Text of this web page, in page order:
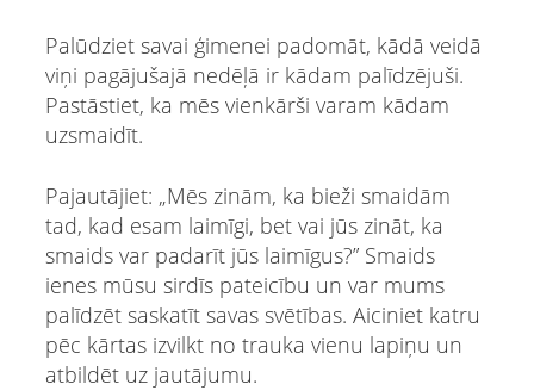
Palūdziet savai ģimenei padomāt, kādā veidā
viņi pagājušajā nedēļā ir kādam palīdzējuši.
Pastāstiet, ka mēs vienkārši varam kādam
uzsmaidīt.
Pajautājiet: „Mēs zinām, ka bieži smaidām
tad, kad esam laimīgi, bet vai jūs zināt, ka
smaids var padarīt jūs laimīgus?” Smaids
ienes mūsu sirdīs pateicību un var mums
palīdzēt saskatīt savas svētības. Aiciniet katru
pēc kārtas izvilkt no trauka vienu lapiņu un
atbildēt uz jautājumu.